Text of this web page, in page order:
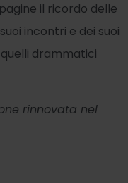
il ricordo delle
incontri e dei suoi
drammatici
rinnovata nel